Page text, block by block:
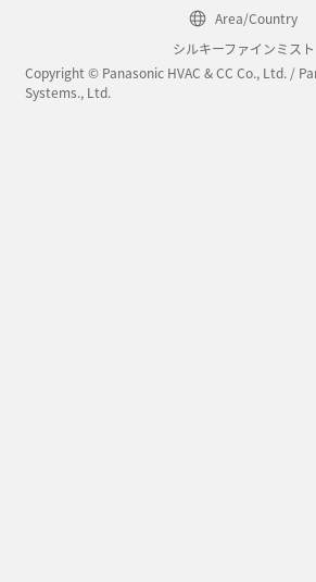
Area/Country
シルキーファインミスト
Copyright © Panasonic HVAC & CC Co., Ltd. /
Systems., Ltd.